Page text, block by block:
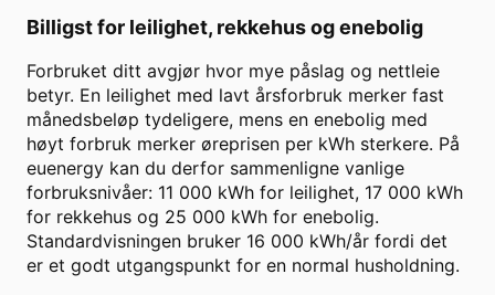
Billigst for leilighet, rekkehus og enebolig
Forbruket ditt avgjør hvor mye påslag og nettleie
betyr. En leilighet med lavt årsforbruk merker fast
månedsbeløp tydeligere, mens en enebolig med
høyt forbruk merker øreprisen per kWh sterkere. På
euenergy kan du derfor sammenligne vanlige
forbruksnivåer: 11 000 kWh for leilighet, 17 000 kWh
for rekkehus og 25 000 kWh for enebolig.
Standardvisningen bruker 16 000 kWh/år fordi det
er et godt utgangspunkt for en normal husholdning.